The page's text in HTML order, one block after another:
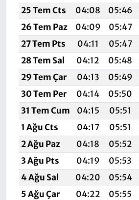
25 Tem Cts
04:08 05:46
26 Tem Paz
04:09 05:47
27 Tem Pts
04:11 05:47
28 Tem Sal
04:12 05:48
29 Tem Çar
04:13 05:49
30 Tem Per
04:14 05:50
31 Tem Cum
04:15 05:51
1 Ağu Cts
04:17 05:51
2 Ağu Paz
04:18 05:52
3 Ağu Pts
04:19 05:53
4 Ağu Sal
04:20 05:54
5 Ağu Çar
04:22 05:55